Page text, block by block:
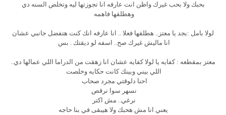
بحبك ولا بحب غيرك واظن انت عارفه انا تجوزتها ليه وتخلص السنه دي
وهطلقها فاهمه
لولا بامل :بجد يا معتز.. هطلقها فعلا .. انا عارفه انك كنت هتفضل جانبي عشان
انا ماليش غيرك صح.. اسفه لو ديقتك . بس
معتز بمقطعه : كفايه يا لولا كفايه عشان انا زهقت من الدراما اللي عمالها دي..
اللي بيني وبينك كانت حكايه وخلصت
احنا دلوقتي مجرد صحاب
نسهر سوا نرقص
نرغي.. مش اكتر
يعني انا مش هحبك ولا هيبقى في بنا حاجه